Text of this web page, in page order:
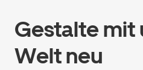
Gestalte mit
Welt neu